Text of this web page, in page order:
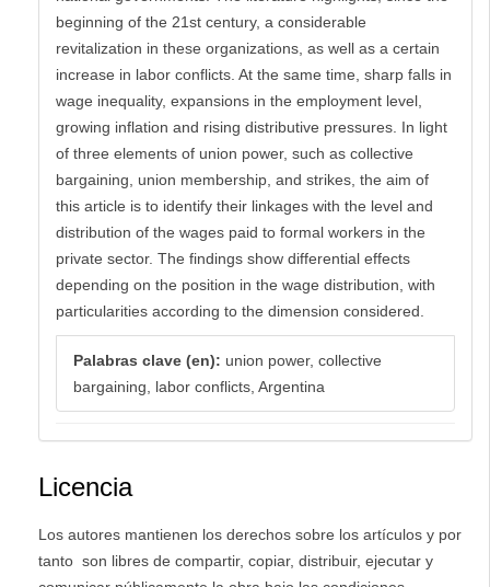
beginning of the 21st century, a considerable
revitalization in these organizations, as well as a certain
increase in labor conflicts. At the same time, sharp falls in
wage inequality, expansions in the employment level,
growing inflation and rising distributive pressures. In light
of three elements of union power, such as collective
bargaining, union membership, and strikes, the aim of
this article is to identify their linkages with the level and
distribution of the wages paid to formal workers in the
private sector. The findings show differential effects
depending on the position in the wage distribution, with
particularities according to the dimension considered.
Palabras clave (en): union power, collective
bargaining, labor conflicts, Argentina
Licencia
Los autores mantienen los derechos sobre los artículos y por
tanto son libres de compartir, copiar, distribuir, ejecutar y